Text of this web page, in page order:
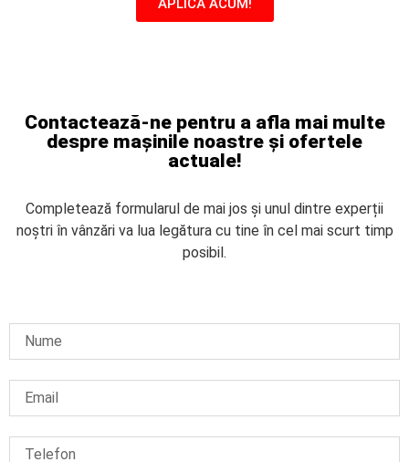
APLICĂ ACUM!
Contactează-ne pentru a afla mai multe
despre mașinile noastre și ofertele
actuale!
Completează formularul de mai jos și unul dintre experții
noștri în vânzări va lua legătura cu tine în cel mai scurt timp
posibil.